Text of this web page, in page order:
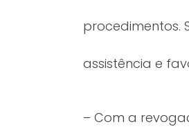
procedimentos.
assistência e
– Com a